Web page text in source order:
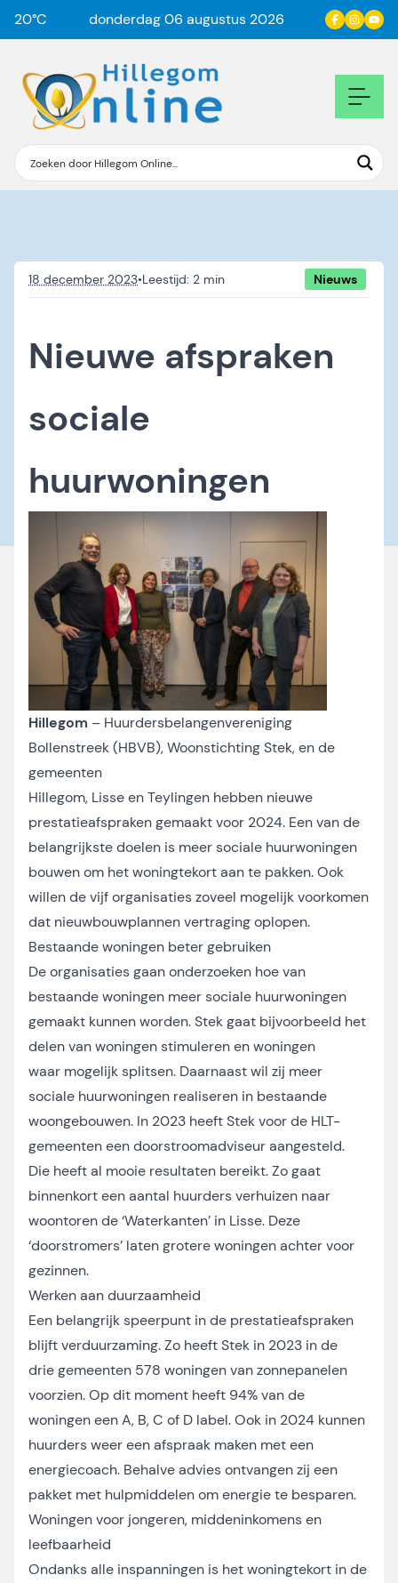
20°C donderdag 06 augustus 2026
18 december 2023• Nieuws
Nieuwe afspraken
sociale
huurwoningen
Hillegom – Huurdersbelangenvereniging
Bollenstreek (HBVB), Woonstichting Stek, en de
gemeenten
Hillegom, Lisse en Teylingen hebben nieuwe
prestatieafspraken gemaakt voor 2024. Een van de
belangrijkste doelen is meer sociale huurwoningen
bouwen om het woningtekort aan te pakken. Ook
willen de vijf organisaties zoveel mogelijk voorkomen
dat nieuwbouwplannen vertraging oplopen.
Bestaande woningen beter gebruiken
De organisaties gaan onderzoeken hoe van
bestaande woningen meer sociale huurwoningen
gemaakt kunnen worden. Stek gaat bijvoorbeeld het
delen van woningen stimuleren en woningen
waar mogelijk splitsen. Daarnaast wil zij meer
sociale huurwoningen realiseren in bestaande
woongebouwen. In 2023 heeft Stek voor de HLT-
gemeenten een doorstroomadviseur aangesteld.
Die heeft al mooie resultaten bereikt. Zo gaat
binnenkort een aantal huurders verhuizen naar
woontoren de ‘Waterkanten’ in Lisse. Deze
‘doorstromers’ laten grotere woningen achter voor
gezinnen.
Werken aan duurzaamheid
Een belangrijk speerpunt in de prestatieafspraken
blijft verduurzaming. Zo heeft Stek in 2023 in de
drie gemeenten 578 woningen van zonnepanelen
voorzien. Op dit moment heeft 94% van de
woningen een A, B, C of D label. Ook in 2024 kunnen
huurders weer een afspraak maken met een
energiecoach. Behalve advies ontvangen zij een
pakket met hulpmiddelen om energie te besparen.
Woningen voor jongeren, middeninkomens en
leefbaarheid
Ondanks alle inspanningen is het woningtekort in de